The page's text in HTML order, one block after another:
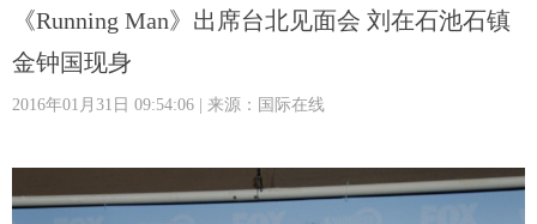
台湾 华人 汽车
科技
旅游 健康 信息化 数据
《Running Man》出席台北见面会 刘在石池石镇
金钟国现身
2016年01月31日 09:54:06 | 来源：国际在线